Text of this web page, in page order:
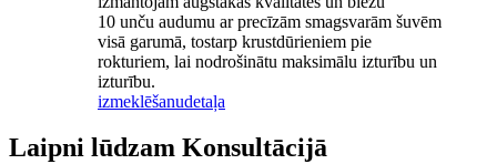
10 unču audumu ar precīzām smagsvarām šuvēm
visā garumā, tostarp krustdūrieniem pie
rokturiem, lai nodrošinātu maksimālu izturību un
izturību.
izmeklēšanudetaļa
Laipni lūdzam Konsultācijā